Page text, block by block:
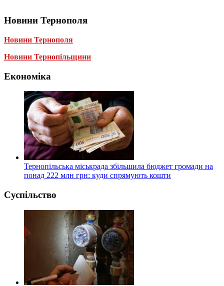
Новини Тернополя
Новини Тернополя
Новини Тернопільщини
Економіка
Тернопільська міськрада збільшила бюджет громади на
понад 222 млн грн: куди спрямують кошти
Суспільство